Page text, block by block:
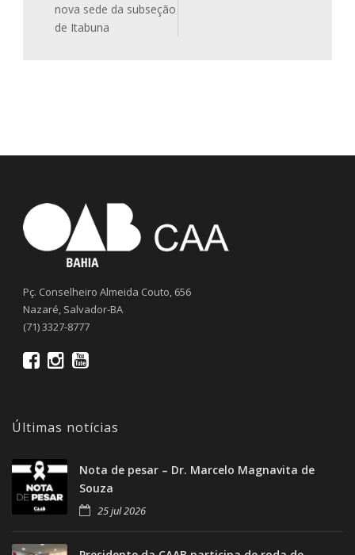
nova sede da subseção
de Itabuna
Pç. Conselheiro Almeida Couto, 656
Nazaré, Salvador-BA
(71) 3327-8777
Últimas notícias
Nota de pesar – Dr. Marcelo Magnavita de
Souza
25 jul 2026